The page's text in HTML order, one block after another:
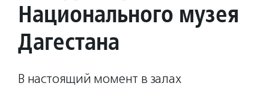
Национального музея
Дагестана
В настоящий момент в залах